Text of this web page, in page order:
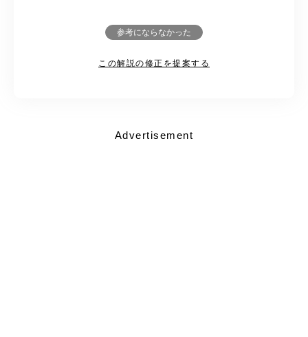
参考にならなかった
この解説の修正を提案する
Advertisement